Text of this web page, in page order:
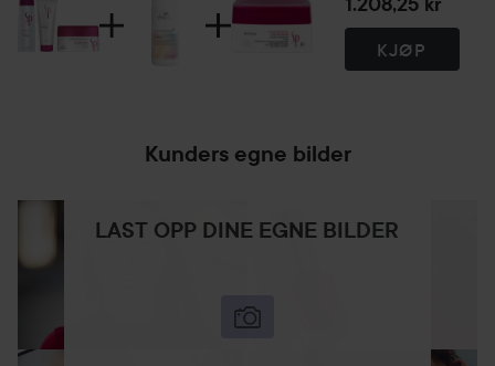
650 ml
KJØP
Kunders egne bilder
LAST OPP DINE EGNE BILDER